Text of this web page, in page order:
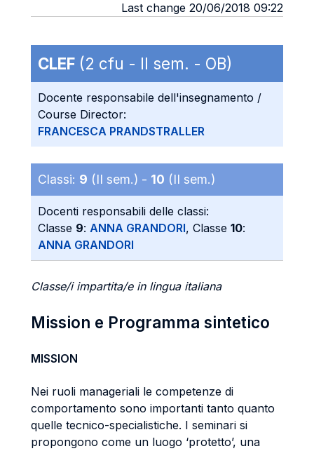
Last change 20/06/2018 09:22
CLEF (2 cfu - II sem. - OB)
Docente responsabile dell'insegnamento /
Course Director:
FRANCESCA PRANDSTRALLER
Classi: 9 (II sem.) - 10 (II sem.)
Docenti responsabili delle classi:
Classe 9: ANNA GRANDORI, Classe 10:
ANNA GRANDORI
Classe/i impartita/e in lingua italiana
Mission e Programma sintetico
MISSION
Nei ruoli manageriali le competenze di
comportamento sono importanti tanto quanto
quelle tecnico-specialistiche. I seminari si
propongono come un luogo ‘protetto’, una